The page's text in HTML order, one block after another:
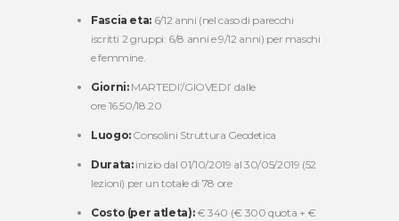
Fascia eta: 6/12 anni (nel caso di parecchi
iscritti 2 gruppi: 6/8 anni e 9/12 anni) per maschi
e femmine.
Giorni:MARTEDI’/GIOVEDI’ dalle
ore 16.50/18.20
Luogo:Consolini Struttura Geodetica
Durata:inizio dal 01/10/2019 al 30/05/2019 (52
lezioni) per un totale di 78 ore
Costo (per atleta):€ 340 (€ 300 quota + €